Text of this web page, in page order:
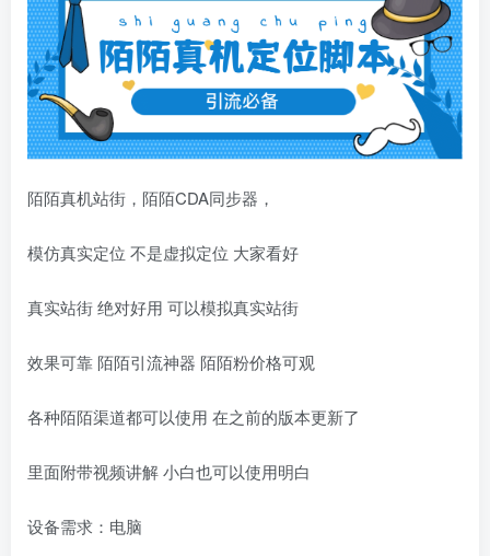
陌陌真机站街，陌陌CDA同步器，
模仿真实定位 不是虚拟定位 大家看好
真实站街 绝对好用 可以模拟真实站街
效果可靠 陌陌引流神器 陌陌粉价格可观
各种陌陌渠道都可以使用 在之前的版本更新了
里面附带视频讲解 小白也可以使用明白
设备需求：电脑